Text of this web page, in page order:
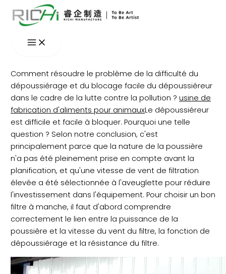
Aller
au
Comment résoudre le problème de la difficulté du
dépoussiérage et du blocage facile du dépoussiéreur
dans le cadre de la lutte contre la pollution ? usine de
fabrication d'aliments pour animauxLe dépoussiéreur
est difficile et facile à bloquer. Pourquoi une telle
question ? Selon notre conclusion, c'est
principalement parce que la nature de la poussière
n'a pas été pleinement prise en compte avant la
planification, et qu'une vitesse de vent de filtration
élevée a été sélectionnée à l'aveuglette pour réduire
l'investissement dans l'équipement. Pour choisir un bon
filtre à manche, il faut d'abord comprendre
correctement le lien entre la puissance de la
poussière et la vitesse du vent du filtre, la fonction de
dépoussiérage et la résistance du filtre.